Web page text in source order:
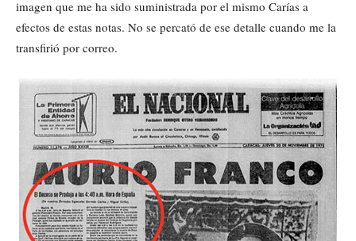
imagen que me ha sido suministrada por el mismo Carías a
efectos de estas notas. No se percató de ese detalle cuando me la
transfirió por correo.